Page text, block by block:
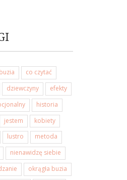
co czytać
dziewczyny
efekty
historia
jestem
kobiety
lustro
metoda
nienawidzę siebie
okrągła buzia